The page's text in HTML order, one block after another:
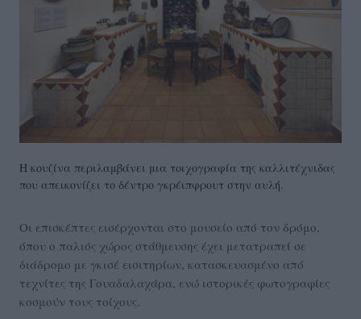
Η κουζίνα περιλαμβάνει μια τοιχογραφία της καλλιτέχνιδας
που απεικονίζει το δέντρο γκρέιπφρουτ στην αυλή.
Oι επισκέπτες εισέρχονται στο μουσείο από τον δρόμο,
όπου ο παλιός χώρος στάθμευσης έχει μετατραπεί σε
διάδρομο με γκισέ εισιτηρίων, κατασκευασμένο από
τεχνίτες της Γουαδαλαχάρα, ενώ ιστορικές φωτογραφίες
κοσμούν τους τοίχους.